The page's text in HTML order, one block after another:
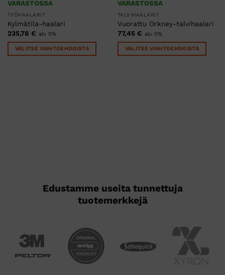
VARASTOSSA
TYÖHAALARIT
Kylmätila-haalari
235,78 € alv 0%
VALITSE VAIHTOEHDOISTA
VARASTOSSA
TALVIHAALARIT
Vuorattu Orkney-talvihaalari
77,45 € alv 0%
VALITSE VAIHTOEHDOISTA
Edustamme useita tunnettuja
tuotemerkkejä